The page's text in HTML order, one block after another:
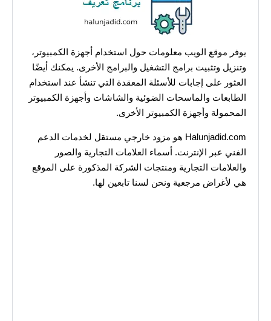
يوفر موقع الويب معلومات حول استخدام أجهزة الكمبيوتر،
وتنزيل وتثبيت برامج التشغيل والبرامج الأخرى. يمكنك أيضًا
العثور على إجابات للأسئلة المعقدة التي تنشأ عند استخدام
الطابعات والماسحات الضوئية والشاشات وأجهزة الكمبيوتر
المحمولة وأجهزة الكمبيوتر الأخرى.
Halunjadid.com هو مزود خارجي مستقل لخدمات الدعم
الفني عبر الإنترنت. أسماء العلامات التجارية والصور
والعلامات التجارية ومنتجات الشركة المذكورة على الموقع
هي لأغراض مرجعية ونحن لسنا تابعين لها.